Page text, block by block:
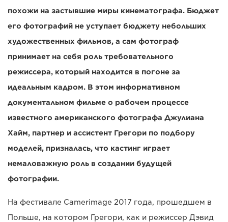
похожи на застывшие миры кинематографа. Бюджет
его фотографий не уступает бюджету небольших
художественных фильмов, а сам фотограф
принимает на себя роль требовательного
режиссера, который находится в погоне за
идеальным кадром. В этом информативном
документальном фильме о рабочем процессе
известного американского фотографа Джулиана
Хайм, партнер и ассистент Грегори по подбору
моделей, призналась, что кастинг играет
немаловажную роль в создании будущей
фотографии.
На фестивале Camerimage 2017 года, прошедшем в
Польше, на котором Грегори, как и режиссер Дэвид